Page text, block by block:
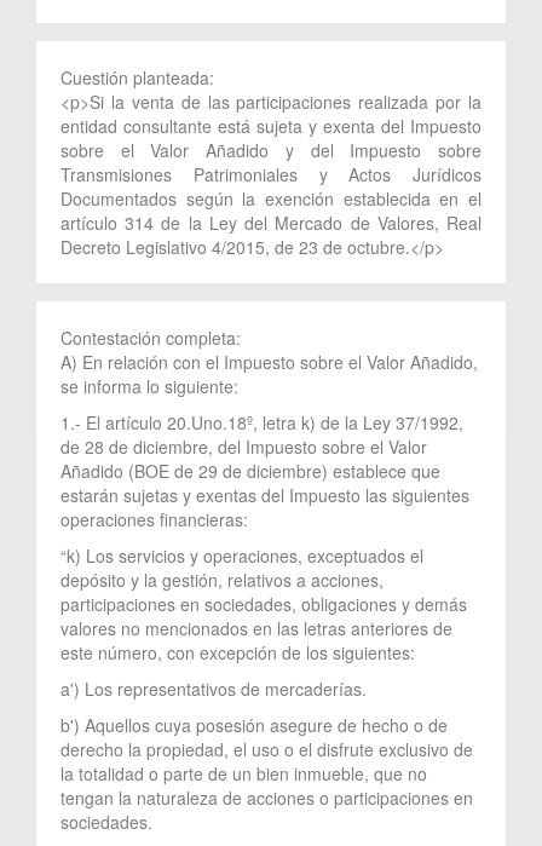
Cuestión planteada:
<p>Si la venta de las participaciones realizada por la
entidad consultante está sujeta y exenta del Impuesto
sobre el Valor Añadido y del Impuesto sobre
Transmisiones Patrimoniales y Actos Jurídicos
Documentados según la exención establecida en el
artículo 314 de la Ley del Mercado de Valores, Real
Decreto Legislativo 4/2015, de 23 de octubre.</p>
Contestación completa:
A) En relación con el Impuesto sobre el Valor Añadido,
se informa lo siguiente:
1.- El artículo 20.Uno.18º, letra k) de la Ley 37/1992,
de 28 de diciembre, del Impuesto sobre el Valor
Añadido (BOE de 29 de diciembre) establece que
estarán sujetas y exentas del Impuesto las siguientes
operaciones financieras:
“k) Los servicios y operaciones, exceptuados el
depósito y la gestión, relativos a acciones,
participaciones en sociedades, obligaciones y demás
valores no mencionados en las letras anteriores de
este número, con excepción de los siguientes:
a') Los representativos de mercaderías.
b') Aquellos cuya posesión asegure de hecho o de
derecho la propiedad, el uso o el disfrute exclusivo de
la totalidad o parte de un bien inmueble, que no
tengan la naturaleza de acciones o participaciones en
sociedades.